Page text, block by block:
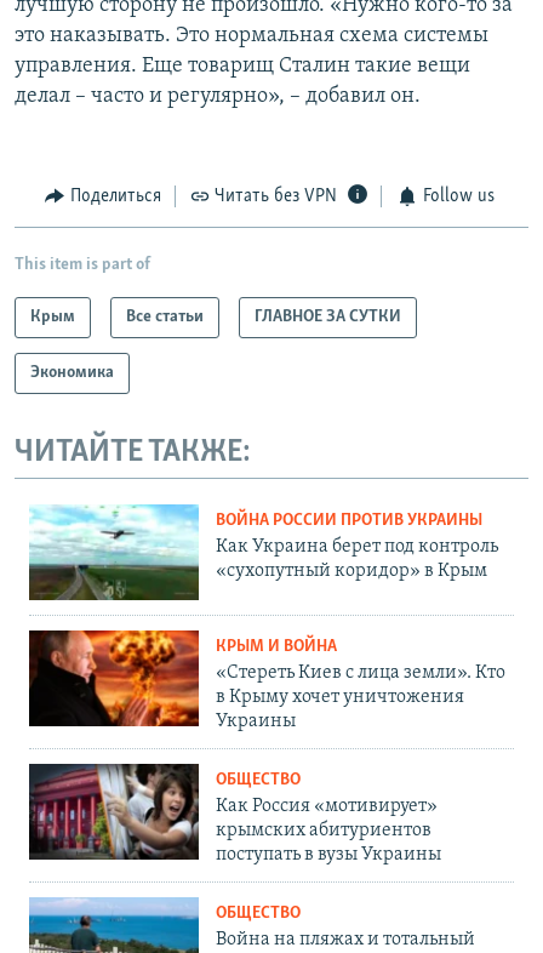
лучшую сторону не произошло. «Нужно кого-то за
это наказывать. Это нормальная схема системы
управления. Еще товарищ Сталин такие вещи
делал – часто и регулярно», – добавил он.
Поделиться Читать без VPN Follow us
This item is part of
Крым Все статьи ГЛАВНОЕ ЗА СУТКИ
Экономика
ЧИТАЙТЕ ТАКЖЕ:
ВОЙНА РОССИИ ПРОТИВ УКРАИНЫ
Как Украина берет под контроль
«сухопутный коридор» в Крым
КРЫМ И ВОЙНА
«Стереть Киев с лица земли». Кто
в Крыму хочет уничтожения
Украины
ОБЩЕСТВО
Как Россия «мотивирует»
крымских абитуриентов
поступать в вузы Украины
ОБЩЕСТВО
Война на пляжах и тотальный